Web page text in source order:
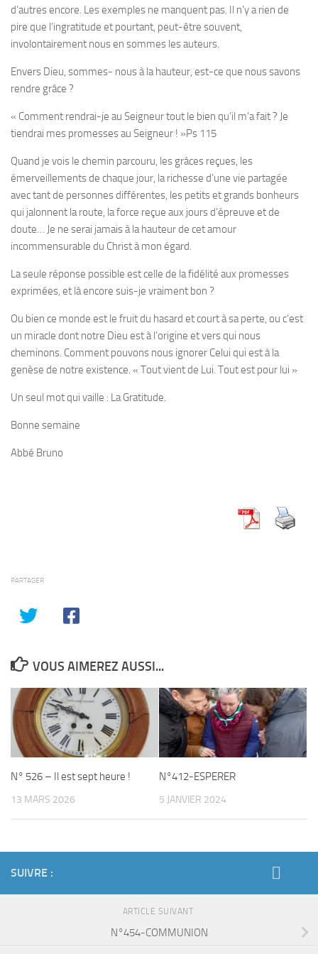
d’autres encore. Les exemples ne manquent pas. Il n’y a rien de
pire que l’ingratitude et pourtant, peut-être souvent,
involontairement nous en sommes les auteurs.
Envers Dieu, sommes- nous à la hauteur, est-ce que nous savons
rendre grâce ?
« Comment rendrai-je au Seigneur tout le bien qu’il m’a fait ? Je
tiendrai mes promesses au Seigneur ! »Ps 115
Quand je vois le chemin parcouru, les grâces reçues, les
émerveillements de chaque jour, la richesse d’une vie partagée
avec tant de personnes différentes, les petits et grands bonheurs
qui jalonnent la route, la force reçue aux jours d’épreuve et de
doute… Je ne serai jamais à la hauteur de cet amour
incommensurable du Christ à mon égard.
La seule réponse possible est celle de la fidélité aux promesses
exprimées, et là encore suis-je vraiment bon ?
Ou bien ce monde est le fruit du hasard et court à sa perte, ou c’est
un miracle dont notre Dieu est à l’origine et vers qui nous
cheminons. Comment pouvons nous ignorer Celui qui est à la
genèse de notre existence. « Tout vient de Lui. Tout est pour lui »
Un seul mot qui vaille : La Gratitude.
Bonne semaine
Abbé Bruno
PARTAGER
VOUS AIMEREZ AUSSI...
N° 526 – Il est sept heure !
13 MARS 2026
N°412-ESPERER
5 JANVIER 2024
SUIVRE :
ARTICLE SUIVANT
N°454-COMMUNION